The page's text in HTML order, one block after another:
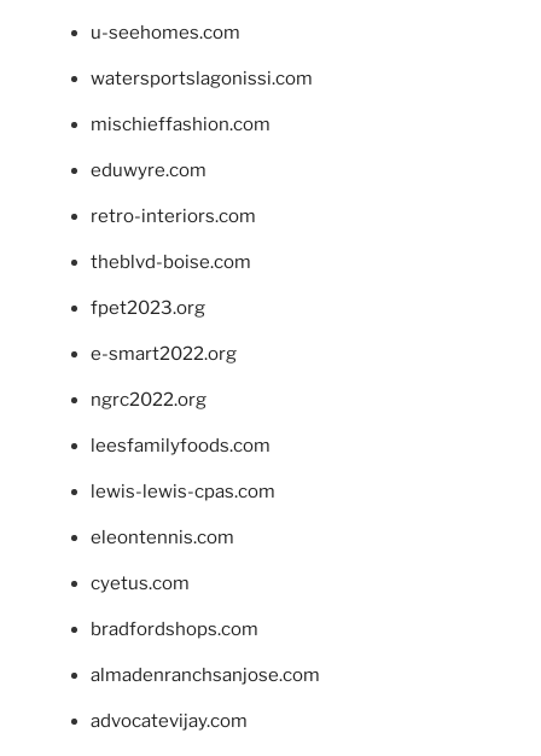
u-seehomes.com
watersportslagonissi.com
mischieffashion.com
eduwyre.com
retro-interiors.com
theblvd-boise.com
fpet2023.org
e-smart2022.org
ngrc2022.org
leesfamilyfoods.com
lewis-lewis-cpas.com
eleontennis.com
cyetus.com
bradfordshops.com
almadenranchsanjose.com
advocatevijay.com